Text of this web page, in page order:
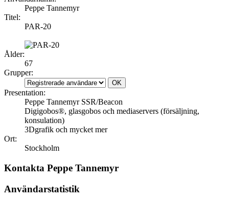
Peppe Tannemyr
Titel:
PAR-20
Ålder:
67
Grupper:
Presentation:
Peppe Tannemyr SSR/Beacon
Digigobos®, glasgobos och mediaservers (försäljning,
konsulation)
3Dgrafik och mycket mer
Ort:
Stockholm
Kontakta Peppe Tannemyr
Användarstatistik